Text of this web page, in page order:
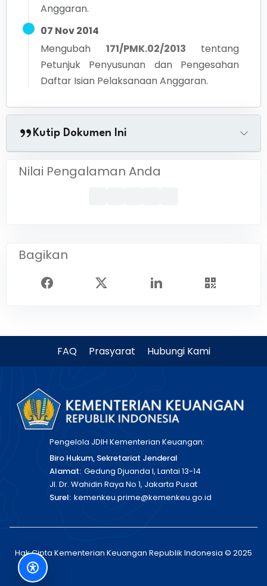
Anggaran.
07 Nov 2014
Mengubah
171/PMK.02/2013
tentang
Petunjuk Penyusunan dan Pengesahan
Daftar Isian Pelaksanaan Anggaran.
Kutip Dokumen Ini
Nilai Pengalaman Anda
Bagikan
FAQ Prasyarat Hubungi Kami
Pengelola JDIH Kementerian Keuangan:
Biro Hukum, Sekretariat Jenderal
Alamat: Gedung Djuanda I, Lantai 13-14
Jl. Dr. Wahidin Raya No 1, Jakarta Pusat
Surel: kemenkeu.prime@kemenkeu.go.id
Hak Cipta Kementerian Keuangan Republik Indonesia © 2025